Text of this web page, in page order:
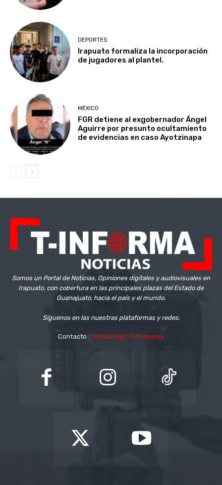
DEPORTES
Irapuato formaliza la incorporación
de jugadores al plantel.
MÉXICO
FGR detiene al exgobernador Ángel
Aguirre por presunto ocultamiento
de evidencias en caso Ayotzinapa
Somos un Portal de Noticias, Opiniones digitales y audiovisuales en
Irapuato, con cobertura en las principales plazas del Estado de
Guanajuato, hacia el país y el mundo.
Síguenos en las nuestras plataformas y redes.
Contacto : contacto@t-informa.mx